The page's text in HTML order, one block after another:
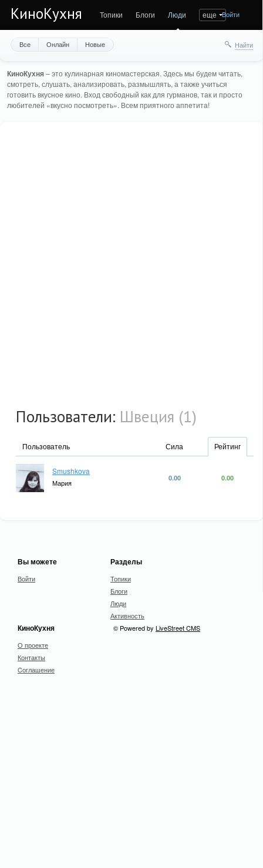
КиноКухня Топики Блоги Люди еще Войти
Все Онлайн Новые Найти
КиноКухня– это кулинарная киномастерская. Здесь мы будем читать,
смотреть, слушать, анализировать, размышлять, а также учиться
готовить вкусное кино. Вход свободный как для гурманов, так и просто
любителей «вкусно посмотреть». Всем приятного аппетита!
Пользователи: Швеция (1)
Пользователь Сила Рейтинг
Smushkova
Мария
0.00 0.00
Вы можете
Войти
Разделы
Топики
Блоги
Люди
Активность
КиноКухня
О проекте
Контакты
Cоглашение
© Powered by LiveStreet CMS